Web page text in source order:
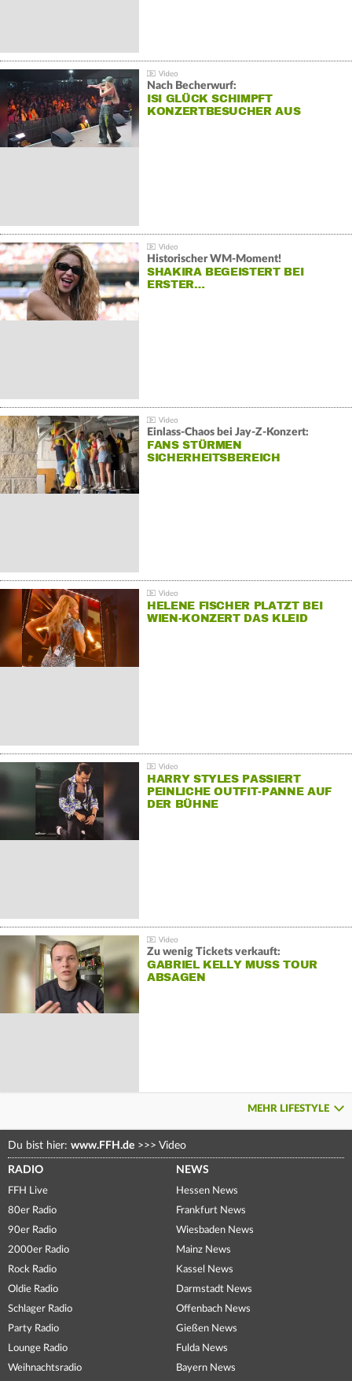
Nach Becherwurf:
ISI GLÜCK SCHIMPFT
KONZERTBESUCHER AUS
Historischer WM-Moment!
SHAKIRA BEGEISTERT BEI
ERSTER…
Einlass-Chaos bei Jay-Z-Konzert:
FANS STÜRMEN
SICHERHEITSBEREICH
HELENE FISCHER PLATZT BEI
WIEN-KONZERT DAS KLEID
HARRY STYLES PASSIERT
PEINLICHE OUTFIT-PANNE AUF
DER BÜHNE
Zu wenig Tickets verkauft:
GABRIEL KELLY MUSS TOUR
ABSAGEN
MEHR LIFESTYLE
Du bist hier: www.FFH.de >>> Video
RADIO
FFH Live
80er Radio
90er Radio
2000er Radio
Rock Radio
Oldie Radio
Schlager Radio
Party Radio
Lounge Radio
Weihnachtsradio
NEWS
Hessen News
Frankfurt News
Wiesbaden News
Mainz News
Kassel News
Darmstadt News
Offenbach News
Gießen News
Fulda News
Bayern News